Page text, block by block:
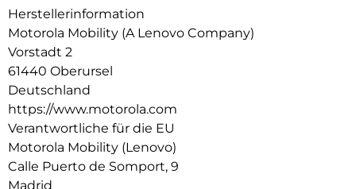
Leben nahtlos, und das leichte, robuste Design ist für den
Herstellerinformation
Motorola Mobility (A Lenovo Company)
Vorstadt 2
61440 Oberursel
Deutschland
https://www.motorola.com
Verantwortliche für die EU
Motorola Mobility (Lenovo)
Calle Puerto de Somport, 9
Madrid